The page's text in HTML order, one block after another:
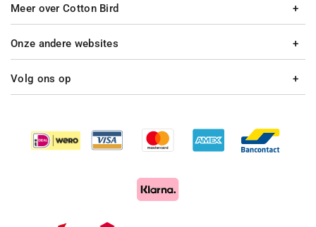
Meer over Cotton Bird
Onze andere websites
Volg ons op